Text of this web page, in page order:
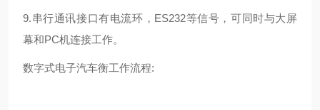
9.串行通讯接口有电流环，ES232等信号，可同时与大屏
幕和PC机连接工作。
数字式电子汽车衡工作流程: